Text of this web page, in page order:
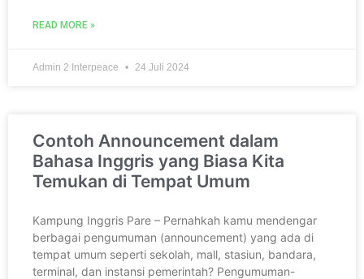
READ MORE »
Admin 2 Interpeace 24 Juli 2024
Contoh Announcement dalam
Bahasa Inggris yang Biasa Kita
Temukan di Tempat Umum
Kampung Inggris Pare – Pernahkah kamu mendengar
berbagai pengumuman (announcement) yang ada di
tempat umum seperti sekolah, mall, stasiun, bandara,
terminal, dan instansi pemerintah? Pengumuman-